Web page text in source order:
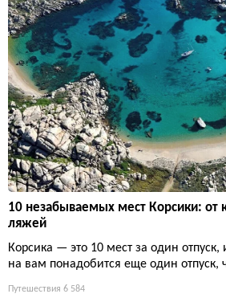
10 незабываемых мест Корсики: от
ляжей
Корсика — это 10 мест за один отпуск,
на вам понадобится еще один отпуск,
Путешествия 6 584